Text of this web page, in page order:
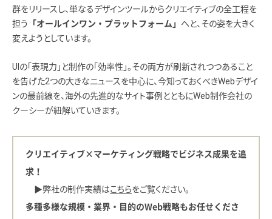
群をリリースし、単なるデザインツールからクリエイティブの全工程を
担う 「オールインワン・プラットフォーム」 へと、その姿を大きく
変えようとしています。
UIの「表現力」と制作の「効率性」。その両方が刷新されつつあること
を告げた2つの大きなニュースを中心に、今知っておくべきWebデザイ
ンの最前線を、海外の先進的なサイト事例とともにWeb制作会社の
クーシーが紐解いていきます。
クリエイティブ×マーケティング戦略でビジネス成果を追
求！
▶︎弊社の制作実績はこちらをご覧ください。
多種多様な規模・業界・目的のWeb戦略もお任せくださ